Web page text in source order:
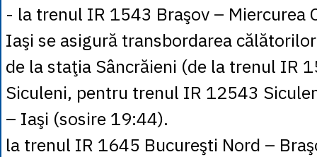
- la trenul IR 1543 Braşov – Miercurea
Iaşi se asigură transbordarea
de la staţia Sâncrăieni (de la trenul IR
Siculeni, pentru trenul IR 12543
– Iaşi (sosire 19:44).
la trenul IR 1645 Bucureşti Nord –